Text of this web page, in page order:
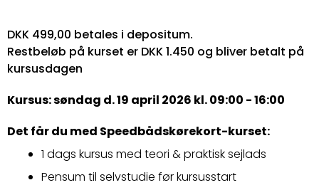
DKK 499,00 betales i depositum.
Restbeløb på kurset er DKK 1.450 og bliver betalt på
kursusdagen
Kursus: søndag d. 19 april 2026 kl. 09:00 - 16:00
Det får du med Speedbådskørekort-kurset:
1 dags kursus med teori & praktisk sejlads
Pensum til selvstudie før kursusstart